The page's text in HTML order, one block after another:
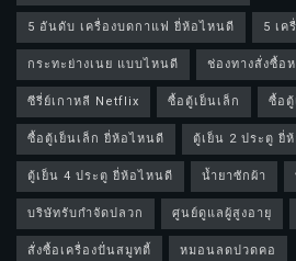
5 อันดับ เครื่องบดกาแฟ ยี่ห้อไหนดี
5 เค
กระทะย่างเนย แบบไหนดี
ช่องทางสั่งซื้อ
ซีรี่ย์เกาหลี Netflix
ซื้อตู้เย็นเล็ก
ซื้อตู้
ซื้อตู้เย็นเล็ก ยี่ห้อไหนดี
ตู้เย็น 2 ประตู ยี่
ตู้เย็น 4 ประตู ยี่ห้อไหนดี
น้ำยาซักผ้า
บริษัทรับกำจัดปลวก
ศูนย์ดูแลผู้สูงอายุ
สั่งซื้อเครื่องปั่นสมูทตี้
หมอนลดปวดคอ